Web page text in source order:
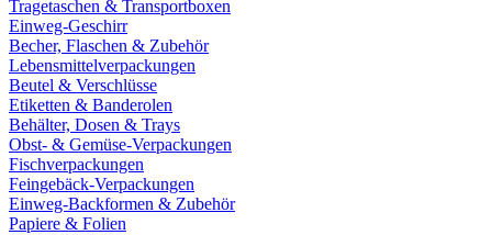
Tragetaschen & Transportboxen
Einweg-Geschirr
Becher, Flaschen & Zubehör
Lebensmittelverpackungen
Beutel & Verschlüsse
Etiketten & Banderolen
Behälter, Dosen & Trays
Obst- & Gemüse-Verpackungen
Fischverpackungen
Feingebäck-Verpackungen
Einweg-Backformen & Zubehör
Papiere & Folien